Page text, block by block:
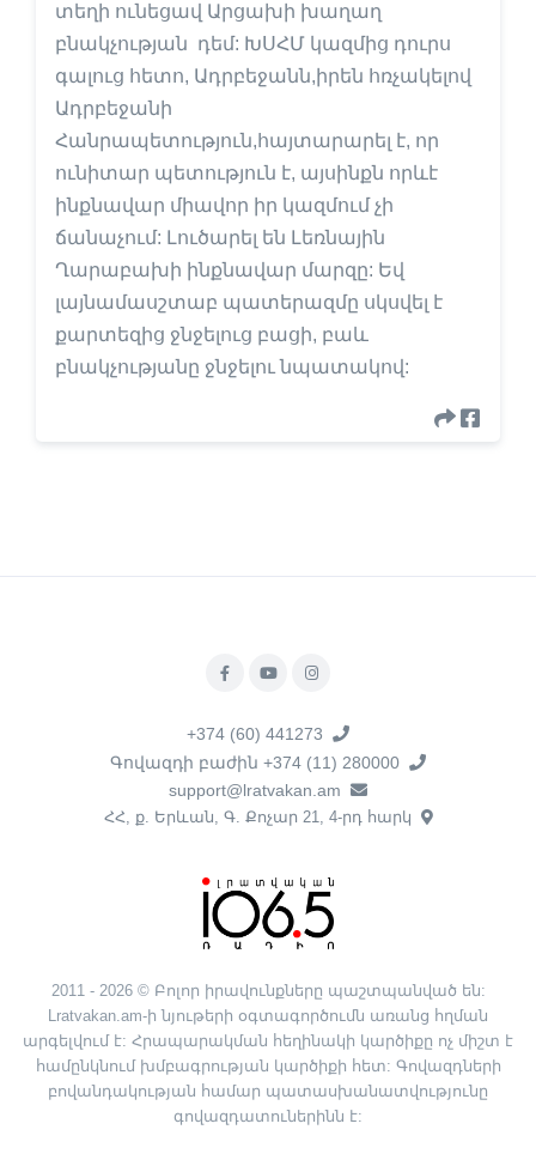
տեղի ունեցավ Արցախի խաղաղ
բնակչության դեմ: ԽՍՀՄ կազմից դուրս
գալուց հետո, Ադրբեջանն,իրեն հռչակելով
Ադրբեջանի
Հանրապետություն,հայտարարել է, որ
ունիտար պետություն է, այսինքն որևէ
ինքնավար միավոր իր կազմում չի
ճանաչում: Լուծարել են Լեռնային
Ղարաբախի ինքնավար մարզը: Եվ
լայնամասշտաբ պատերազմը սկսվել է
քարտեզից ջնջելուց բացի, բաև
բնակչությանը ջնջելու նպատակով:
+374 (60) 441273
Գովազդի բաժին +374 (11) 280000
support@lratvakan.am
ՀՀ, ք. Երևան, Գ. Քոչար 21, 4-րդ հարկ
2011 - 2026 © Բոլոր իրավունքները պաշտպանված են:
Lratvakan.am-ի նյութերի օգտագործումն առանց հղման
արգելվում է: Հրապարակման հեղինակի կարծիքը ոչ միշտ է
համընկնում խմբագրության կարծիքի հետ: Գովազդների
բովանդակության համար պատասխանատվությունը
գովազդատուներինն է: